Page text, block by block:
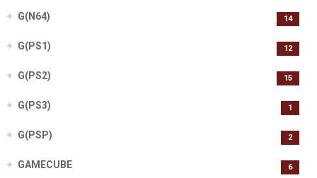
G(N64) 14
G(PS1) 12
G(PS2) 15
G(PS3) 1
G(PSP) 2
GAMECUBE 6